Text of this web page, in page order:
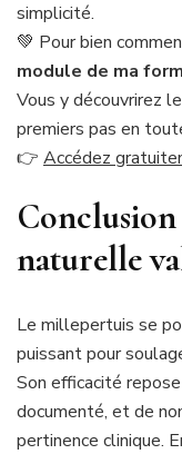
simplicité.
💚 Pour bien
module de ma
Vous y découvrirez
premiers pas en
👉 Accédez
naturelle
Le millepertuis se
puissant pour
Son efficacité
documenté, et de
pertinence clinique.